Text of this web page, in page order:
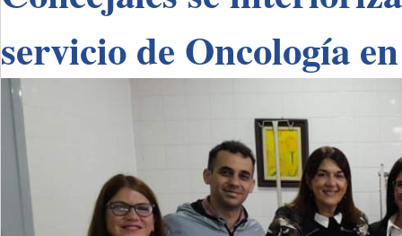
servicio de Oncología